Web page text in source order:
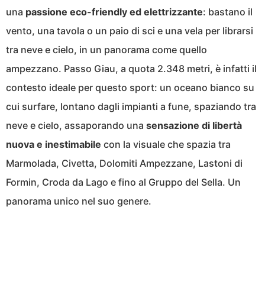
una passione eco-friendly ed elettrizzante: bastano il
vento, una tavola o un paio di sci e una vela per librarsi
tra neve e cielo, in un panorama come quello
ampezzano. Passo Giau, a quota 2.348 metri, è infatti il
contesto ideale per questo sport: un oceano bianco su
cui surfare, lontano dagli impianti a fune, spaziando tra
neve e cielo, assaporando una sensazione di libertà
nuova e inestimabile con la visuale che spazia tra
Marmolada, Civetta, Dolomiti Ampezzane, Lastoni di
Formin, Croda da Lago e fino al Gruppo del Sella. Un
panorama unico nel suo genere.